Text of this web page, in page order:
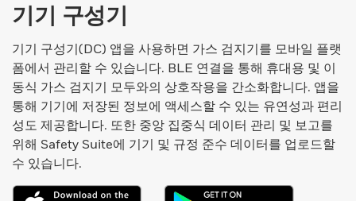
기기 구성기
기기 구성기(DC) 앱을 사용하면 가스 검지기를 모바일 플랫
폼에서 관리할 수 있습니다. BLE 연결을 통해 휴대용 및 이
동식 가스 검지기 모두와의 상호작용을 간소화합니다. 앱을
통해 기기에 저장된 정보에 액세스할 수 있는 유연성과 편리
성도 제공합니다. 또한 중앙 집중식 데이터 관리 및 보고를
위해 Safety Suite에 기기 및 규정 준수 데이터를 업로드할
수 있습니다.